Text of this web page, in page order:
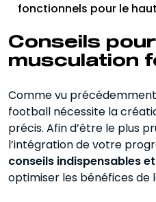
fonctionnels pour le
Conseils
musculation
Comme vu
football nécessite la
précis. Afin d’être le plus
l’intégration de votre
conseils indispensables
optimiser les bénéfices de